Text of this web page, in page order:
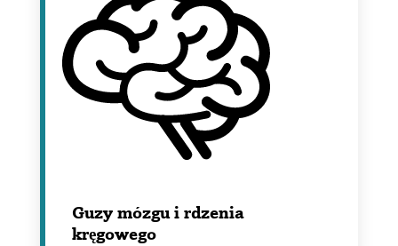
Guzy mózgu i rdzenia
kręgowego